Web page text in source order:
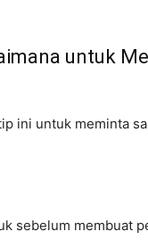
untuk
ini untuk meminta
sebelum membuat